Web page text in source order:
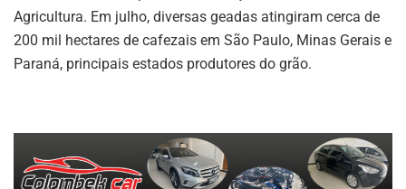
Agricultura. Em julho, diversas geadas atingiram cerca de
200 mil hectares de cafezais em São Paulo, Minas Gerais e
Paraná, principais estados produtores do grão.